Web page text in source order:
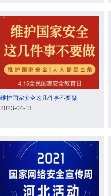
维护国家安全这几件事不要做
2023-04-13